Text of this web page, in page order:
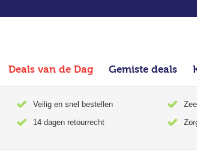
Deals van de Dag Gemiste deals
Veilig en snel bestellen
14 dagen retourrecht